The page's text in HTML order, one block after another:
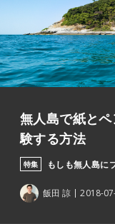
無人島で紙と
験する方法
特集 もしも無人島に
飯田 諒 2018-